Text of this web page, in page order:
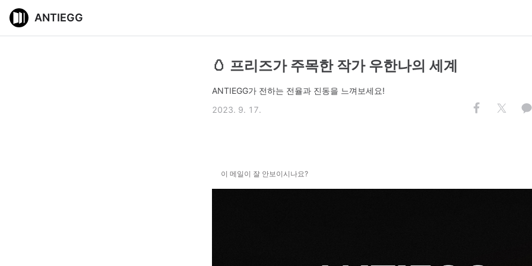
ANTIEGG
🥚 프리즈가 주목한 작가 우한나의 세계
ANTIEGG가 전하는 전율과 진동을 느껴보세요!
2023. 9. 17.
이 메일이 잘 안보이시나요?